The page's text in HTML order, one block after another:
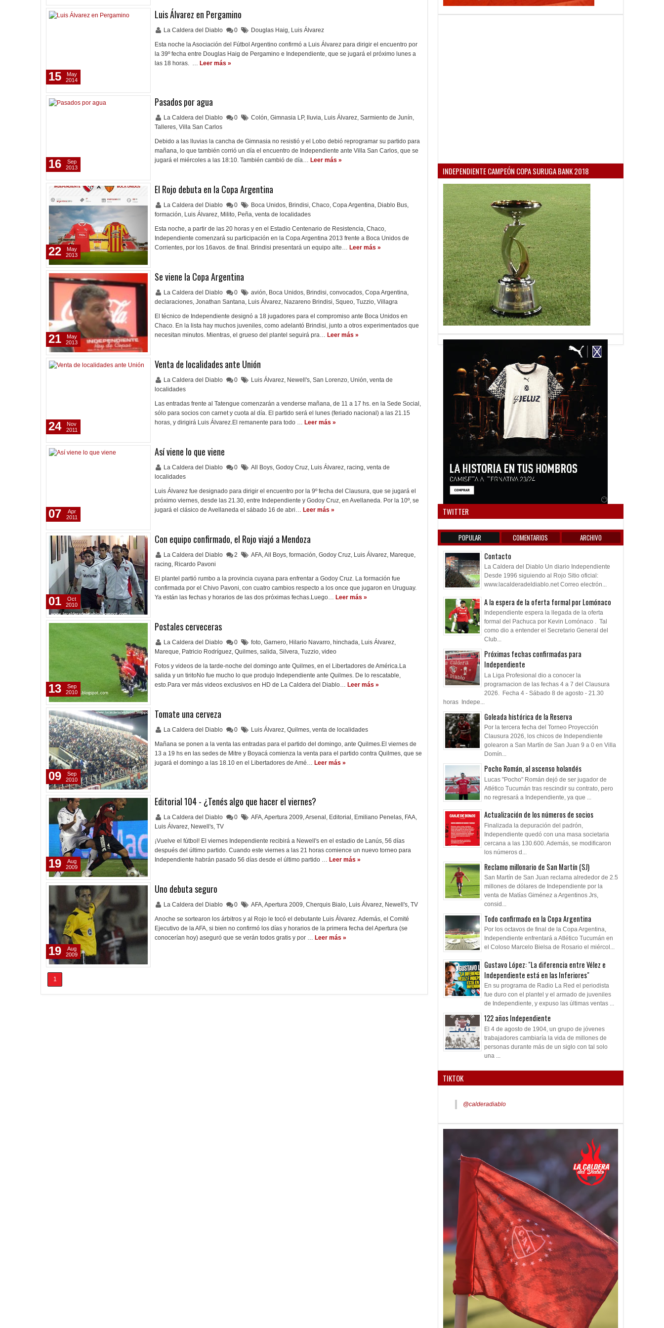
Luis Álvarez en Pergamino
La Caldera del Diablo 0 Douglas Haig, Luis Álvarez
Esta noche la Asociación del Fútbol Argentino confirmó a Luis Álvarez para dirigir el encuentro por
la 39º fecha entre Douglas Haig de Pergamino e Independiente, que se jugará el próximo lunes a
las 18 horas. … Leer más »
15
May
2014
Pasados por agua
La Caldera del Diablo 0 Colón, Gimnasia LP, lluvia, Luis Álvarez, Sarmiento de Junín,
Talleres, Villa San Carlos
Debido a las lluvias la cancha de Gimnasia no resistió y el Lobo debió reprogramar su partido para
mañana, lo que también corrió un día el encuentro de Independiente ante Villa San Carlos, que se
jugará el miércoles a las 18:10. También cambió de día… Leer más »
16
Sep
2013
El Rojo debuta en la Copa Argentina
La Caldera del Diablo 0 Boca Unidos, Brindisi, Chaco, Copa Argentina, Diablo Bus,
formación, Luis Álvarez, Milito, Peña, venta de localidades
Esta noche, a partir de las 20 horas y en el Estadio Centenario de Resistencia, Chaco,
Independiente comenzará su participación en la Copa Argentina 2013 frente a Boca Unidos de
Corrientes, por los 16avos. de final. Brindisi presentará un equipo alte… Leer más »
22
May
2013
Se viene la Copa Argentina
La Caldera del Diablo 0 avión, Boca Unidos, Brindisi, convocados, Copa Argentina,
declaraciones, Jonathan Santana, Luis Álvarez, Nazareno Brindisi, Squeo, Tuzzio, Villagra
El técnico de Independiente designó a 18 jugadores para el compromiso ante Boca Unidos en
Chaco. En la lista hay muchos juveniles, como adelantó Brindisi, junto a otros experimentados que
necesitan minutos. Mientras, el grueso del plantel seguirá pra… Leer más »
21
May
2013
Venta de localidades ante Unión
La Caldera del Diablo 0 Luis Álvarez, Newell's, San Lorenzo, Unión, venta de
localidades
Las entradas frente al Tatengue comenzarán a venderse mañana, de 11 a 17 hs. en la Sede Social,
sólo para socios con carnet y cuota al día. El partido será el lunes (feriado nacional) a las 21.15
horas, y dirigirá Luis Álvarez.El remanente para todo … Leer más »
24
Nov
2011
Así viene lo que viene
La Caldera del Diablo 0 All Boys, Godoy Cruz, Luis Álvarez, racing, venta de
localidades
Luis Álvarez fue designado para dirigir el encuentro por la 9º fecha del Clausura, que se jugará el
próximo viernes, desde las 21.30, entre Independiente y Godoy Cruz, en Avellaneda. Por la 10º, se
jugará el clásico de Avellaneda el sábado 16 de abri… Leer más »
07
Apr
2011
Con equipo confirmado, el Rojo viajó a Mendoza
La Caldera del Diablo 2 AFA,All Boys, formación, Godoy Cruz, Luis Álvarez, Mareque,
racing, Ricardo Pavoni
El plantel partió rumbo a la provincia cuyana para enfrentar a Godoy Cruz. La formación fue
confirmada por el Chivo Pavoni, con cuatro cambios respecto a los once que jugaron en Uruguay.
Ya están las fechas y horarios de las dos próximas fechas.Luego… Leer más »
01
Oct
2010
Postales cerveceras
La Caldera del Diablo 0 foto, Garnero, Hilario Navarro, hinchada, Luis Álvarez,
Mareque, Patricio Rodríguez, Quilmes, salida, Silvera, Tuzzio, video
Fotos y videos de la tarde-noche del domingo ante Quilmes, en el Libertadores de América.La
salida y un tiritoNo fue mucho lo que produjo Independiente ante Quilmes. De lo rescatable,
esto.Para ver más videos exclusivos en HD de La Caldera del Diablo… Leer más »
13
Sep
2010
Tomate una cerveza
La Caldera del Diablo 0 Luis Álvarez, Quilmes, venta de localidades
Mañana se ponen a la venta las entradas para el partido del domingo, ante Quilmes.El viernes de
13 a 19 hs en las sedes de Mitre y Boyacá comienza la venta para el partido contra Quilmes, que se
jugará el domingo a las 18.10 en el Libertadores de Amé… Leer más »
09
Sep
2010
Editorial 104 - ¿Tenés algo que hacer el viernes?
La Caldera del Diablo 0 AFA,Apertura 2009,Arsenal , Editorial , Emiliano Penelas, FAA,
Luis Álvarez, Newell's, TV
¡Vuelve el fútbol! El viernes Independiente recibirá a Newell's en el estadio de Lanús, 56 días
después del último partido. Cuando este viernes a las 21 horas comience un nuevo torneo para
Independiente habrán pasado 56 días desde el último partido … Leer más »
19
Aug
2009
Uno debuta seguro
La Caldera del Diablo 0 AFA,Apertura 2009, Cherquis Bialo, Luis Álvarez, Newell's, TV
Anoche se sortearon los árbitros y al Rojo le tocó el debutante Luis Álvarez. Además, el Comité
Ejecutivo de la AFA, si bien no confirmó los días y horarios de la primera fecha del Apertura (se
conocerían hoy) aseguró que se verán todos gratis y por … Leer más »
19
Aug
2009
1
INDEPENDIENTE CAMPEÓN COPA SURUGA BANK 2018
TWITTER
POPULAR COMENTARIOS ARCHIVO
Contacto
La Caldera del Diablo Un diario Independiente
Desde 1996 siguiendo al Rojo Sitio oficial:
www.lacalderadeldiablo.net Correo electrón...
A la espera de la oferta formal por Lomónaco
Independiente espera la llegada de la oferta
formal del Pachuca por Kevin Lomónaco . Tal
como dio a entender el Secretario General del
Club...
Próximas fechas confirmadas para
Independiente
La Liga Profesional dio a conocer la
programacion de las fechas 4 a 7 del Clausura
2026. Fecha 4 - Sábado 8 de agosto - 21.30
horas Indepe...
Goleada histórica de la Reserva
Por la tercera fecha del Torneo Proyección
Clausura 2026, los chicos de Independiente
golearon a San Martín de San Juan 9 a 0 en Villa
Domín...
Pocho Román, al ascenso holandés
Lucas "Pocho" Román dejó de ser jugador de
Atlético Tucumán tras rescindir su contrato, pero
no regresará a Independiente, ya que ...
Actualización de los números de socios
Finalizada la depuración del padrón,
Independiente quedó con una masa societaria
cercana a las 130.600. Además, se modificaron
los números d...
Reclamo millonario de San Martín (SJ)
San Martín de San Juan reclama alrededor de 2.5
millones de dólares de Independiente por la
venta de Matías Giménez a Argentinos Jrs,
consid...
Todo confirmado en la Copa Argentina
Por los octavos de final de la Copa Argentina,
Independiente enfrentará a Atlético Tucumán en
el Coloso Marcelo Bielsa de Rosario el miércol...
Gustavo López: "La diferencia entre Vélez e
Independiente está en las Inferiores"
En su programa de Radio La Red el periodista
fue duro con el plantel y el armado de juveniles
de Independiente, y expuso las últimas ventas ...
122 años Independiente
El 4 de agosto de 1904, un grupo de jóvenes
trabajadores cambiaría la vida de millones de
personas durante más de un siglo con tal solo
una ...
TIKTOK
@calderadiablo